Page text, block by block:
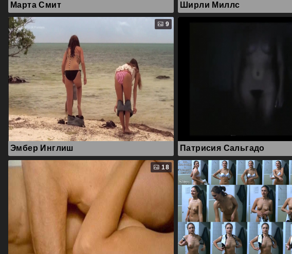
Марта Смит Ширли Миллс
9
Эмбер Инглиш Патрисия Сальгадо
18